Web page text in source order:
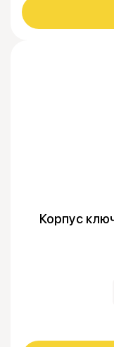
Корпус